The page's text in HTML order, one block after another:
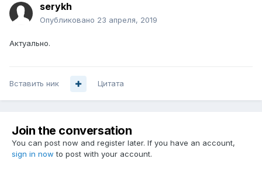
serykh
Опубликовано 23 апреля, 2019
Актуально.
Вставить ник Цитата
Join the conversation
You can post now and register later. If you have an account,
sign in now to post with your account.